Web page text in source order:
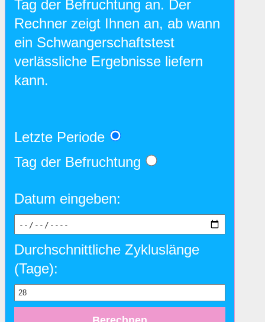
Tag der Befruchtung an. Der
Rechner zeigt Ihnen an, ab wann
ein Schwangerschaftstest
verlässliche Ergebnisse liefern
kann.
Letzte Periode
Tag der Befruchtung
Datum eingeben:
Durchschnittliche Zykluslänge
(Tage):